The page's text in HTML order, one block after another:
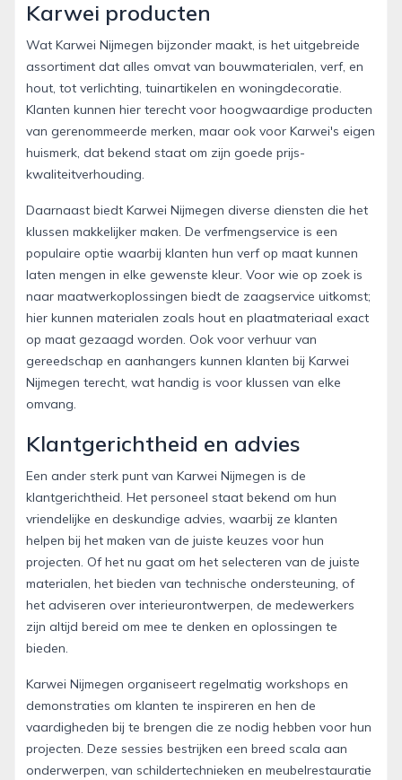
Karwei producten
Wat Karwei Nijmegen bijzonder maakt, is het uitgebreide
assortiment dat alles omvat van bouwmaterialen, verf, en
hout, tot verlichting, tuinartikelen en woningdecoratie.
Klanten kunnen hier terecht voor hoogwaardige producten
van gerenommeerde merken, maar ook voor Karwei's eigen
huismerk, dat bekend staat om zijn goede prijs-
kwaliteitverhouding.
Daarnaast biedt Karwei Nijmegen diverse diensten die het
klussen makkelijker maken. De verfmengservice is een
populaire optie waarbij klanten hun verf op maat kunnen
laten mengen in elke gewenste kleur. Voor wie op zoek is
naar maatwerkoplossingen biedt de zaagservice uitkomst;
hier kunnen materialen zoals hout en plaatmateriaal exact
op maat gezaagd worden. Ook voor verhuur van
gereedschap en aanhangers kunnen klanten bij Karwei
Nijmegen terecht, wat handig is voor klussen van elke
omvang.
Klantgerichtheid en advies
Een ander sterk punt van Karwei Nijmegen is de
klantgerichtheid. Het personeel staat bekend om hun
vriendelijke en deskundige advies, waarbij ze klanten
helpen bij het maken van de juiste keuzes voor hun
projecten. Of het nu gaat om het selecteren van de juiste
materialen, het bieden van technische ondersteuning, of
het adviseren over interieurontwerpen, de medewerkers
zijn altijd bereid om mee te denken en oplossingen te
bieden.
Karwei Nijmegen organiseert regelmatig workshops en
demonstraties om klanten te inspireren en hen de
vaardigheden bij te brengen die ze nodig hebben voor hun
projecten. Deze sessies bestrijken een breed scala aan
onderwerpen, van schildertechnieken en meubelrestauratie